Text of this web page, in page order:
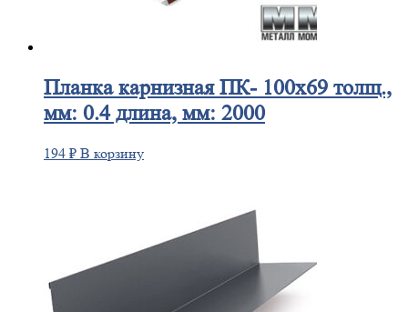
Планкакарнизная ПК- 100х69 толщ.,
мм: 0.4 длина, мм: 2000
194 ₽ В корзину